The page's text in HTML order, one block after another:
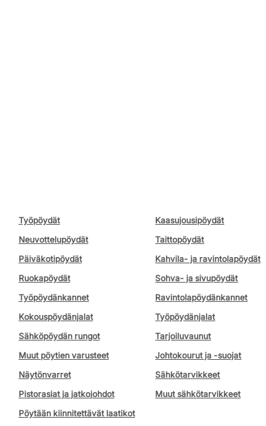
Työpöydät
Kaasujousipöydät
Neuvottelupöydät
Taittopöydät
Päiväkotipöydät
Kahvila- ja ravintolapöydät
Ruokapöydät
Sohva- ja sivupöydät
Työpöydänkannet
Ravintolapöydänkannet
Kokouspöydänjalat
Työpöydänjalat
Sähköpöydän rungot
Tarjoiluvaunut
Muut pöytien varusteet
Johtokourut ja -suojat
Näytönvarret
Sähkötarvikkeet
Pistorasiat ja jatkojohdot
Muut sähkötarvikkeet
Pöytään kiinnitettävät laatikot